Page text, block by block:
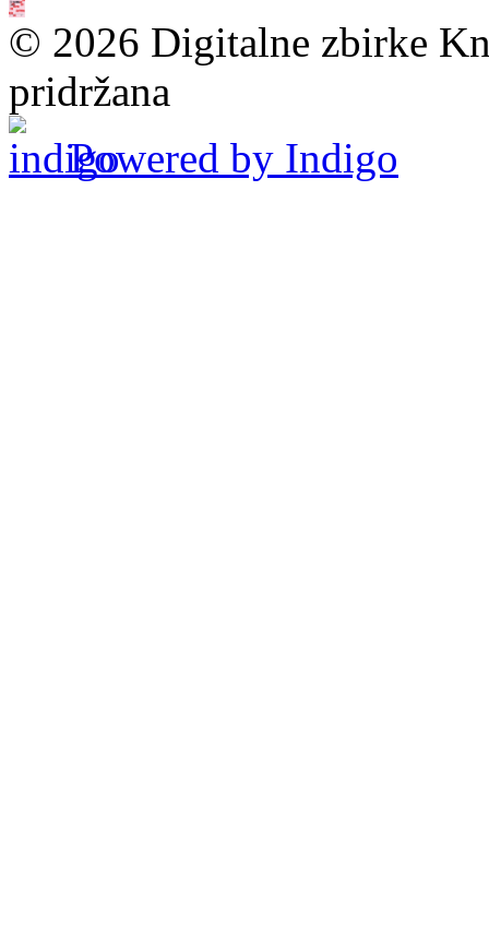
© 2026 Digitalne zbirke
pridržana
Powered by Indigo